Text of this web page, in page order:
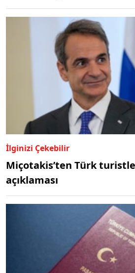
İlginizi Çekebilir
Miçotakis’ten Türk
açıklaması